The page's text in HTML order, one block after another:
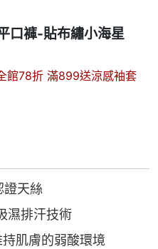
口褲-貼布繡小海星
館78折 滿899送涼感袖套
證天絲
濕排汗技術
肌膚的弱酸環境